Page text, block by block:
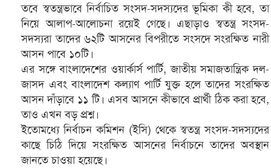
তবে স্বতন্ত্রভাবে নির্বাচিত সংসদ-সদস্যদের ভূমিকা কী হবে, তা
নিয়ে আলাপ-আলোচনা রয়েই গেছে। এছাড়াও স্বতন্ত্র সংসদ-
সদস্যরা তাদের ৬২টি আসনের বিপরীতে সংসদে সংরক্ষিত নারী
আসন পাবে ১০টি।
এর সঙ্গে বাংলাদেশের ওয়ার্কার্স পার্টি, জাতীয় সমাজতান্ত্রিক দল-
জাসদ এবং বাংলাদেশ কল্যাণ পার্টি যুক্ত হলে তাদের সংরক্ষিত
আসন দাঁড়াবে ১১ টি। এসব আসনে কীভাবে প্রার্থী ঠিক করা হবে,
তাও এখন বড় প্রশ্ন।
ইতোমধ্যে নির্বাচন কমিশন (ইসি) থেকে স্বতন্ত্র সংসদ-সদস্যদের
কাছে চিঠি দিয়ে সংরক্ষিত আসনের নির্বাচনে তাদের অবস্থান
জানতে চাওয়া হয়েছে।